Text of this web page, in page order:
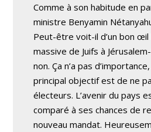
Comme à son habitude en
ministre Benyamin
Peut-être voit-il d’un bon œil
massive de Juifs à
non. Ça n’a pas
principal objectif est de ne
électeurs. L’avenir du pays
comparé à ses chances de
nouveau mandat.